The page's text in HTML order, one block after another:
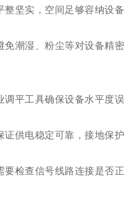
整坚实，空间足够容纳设备
免潮湿、粉尘等对设备精密
调平工具确保设备水平度误
证供电稳定可靠，接地保护
要检查信号线路连接是否正